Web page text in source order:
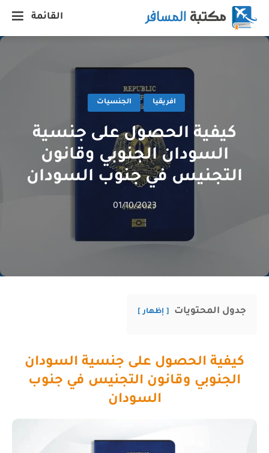
القائمة
افريقيا الجنسيات
كيفية الحصول على جنسية
السودان الجنوبي وقانون
التجنيس في جنوب السودان
01/10/2023
جدول المحتويات إظهار
كيفية الحصول على جنسية السودان
الجنوبي وقانون التجنيس في جنوب
السودان